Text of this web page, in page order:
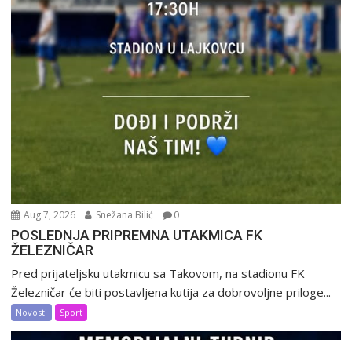
Aug 7, 2026 Snežana Bilić 0
POSLEDNJA PRIPREMNA UTAKMICA FK
ŽELEZNIČAR
Pred prijateljsku utakmicu sa Takovom, na stadionu FK
Železničar će biti postavljena kutija za dobrovoljne priloge...
Novosti Sport